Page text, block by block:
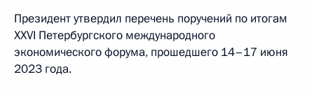
Президент утвердил перечень поручений по итогам
XXVI Петербургского международного
экономического форума, прошедшего 14–17 июня
2023 года.